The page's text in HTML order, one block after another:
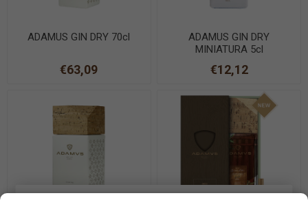
ADAMUS GIN DRY 70cl
€63,09
ADAMUS GIN DRY
MINIATURA 5cl
€12,12